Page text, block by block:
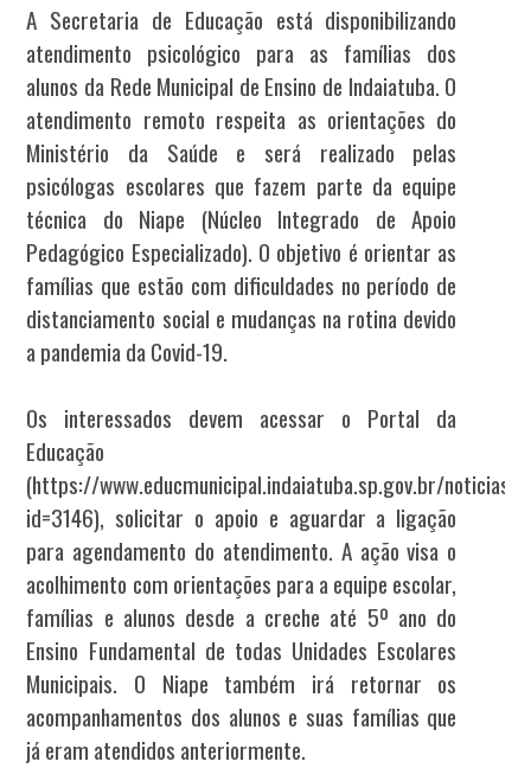
A Secretaria de Educação está disponibilizando
atendimento psicológico para as famílias dos
alunos da Rede Municipal de Ensino de Indaiatuba. O
atendimento remoto respeita as orientações do
Ministério da Saúde e será realizado pelas
psicólogas escolares que fazem parte da equipe
técnica do Niape (Núcleo Integrado de Apoio
Pedagógico Especializado). O objetivo é orientar as
famílias que estão com dificuldades no período de
distanciamento social e mudanças na rotina devido
a pandemia da Covid-19.
Os interessados devem acessar o Portal da
Educação
(https://www.educmunicipal.indaiatuba.sp.gov.br/
id=3146), solicitar o apoio e aguardar a ligação
para agendamento do atendimento. A ação visa o
acolhimento com orientações para a equipe escolar,
famílias e alunos desde a creche até 5º ano do
Ensino Fundamental de todas Unidades Escolares
Municipais. O Niape também irá retornar os
acompanhamentos dos alunos e suas famílias que
já eram atendidos anteriormente.